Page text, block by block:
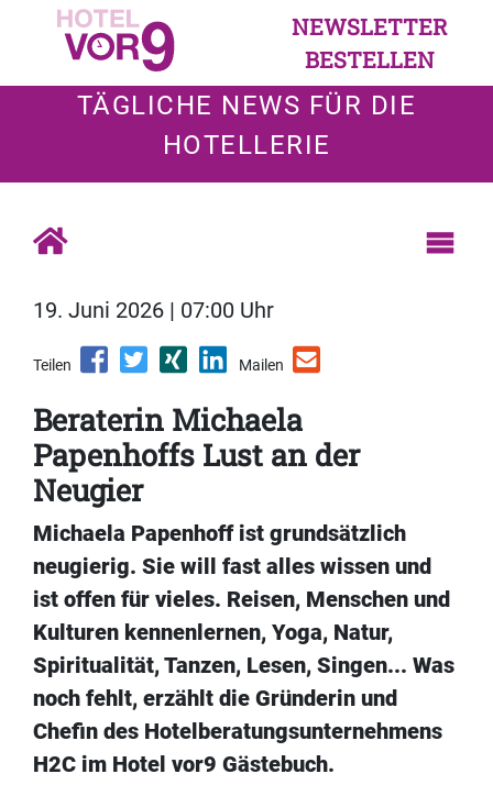
NEWSLETTER
BESTELLEN
TÄGLICHE NEWS FÜR DIE
HOTELLERIE
19. Juni 2026 | 07:00 Uhr
Teilen Mailen
Beraterin Michaela
Papenhoffs Lust an der
Neugier
Michaela Papenhoff ist grundsätzlich
neugierig. Sie will fast alles wissen und
ist offen für vieles. Reisen, Menschen und
Kulturen kennenlernen, Yoga, Natur,
Spiritualität, Tanzen, Lesen, Singen... Was
noch fehlt, erzählt die Gründerin und
Chefin des Hotelberatungsunternehmens
H2C im Hotel vor9 Gästebuch.